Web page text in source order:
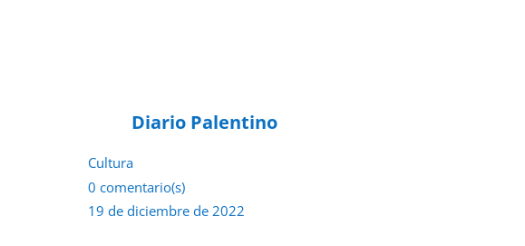
Diario Palentino
Cultura
0 comentario(s)
19 de diciembre de 2022